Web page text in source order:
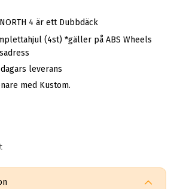
4 är ett Dubbdäck
(4st) *gäller på ABS Wheels
leverans
med Kustom.